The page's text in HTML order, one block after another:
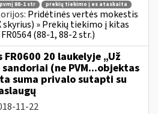
pvmį 88-1 str prekių tiekimo į es ataskaita
Pridėtinės vertės mokestis
skyrius) » Prekių tiekimo į kitas
(88-1, 88-2 str.)
FR0600 20 laukelyje „Už
(ne PVM...objektas
suma privalo sutapti su
11-22